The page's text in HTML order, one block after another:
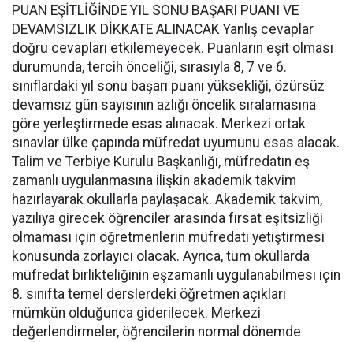
PUAN EŞİTLİĞİNDE YIL SONU BAŞARI PUANI VE
DEVAMSIZLIK DİKKATE ALINACAK Yanlış cevaplar
doğru cevapları etkilemeyecek. Puanların eşit olması
durumunda, tercih önceliği, sırasıyla 8, 7 ve 6.
sınıflardaki yıl sonu başarı puanı yüksekliği, özürsüz
devamsız gün sayısının azlığı öncelik sıralamasına
göre yerleştirmede esas alınacak. Merkezi ortak
sınavlar ülke çapında müfredat uyumunu esas alacak.
Talim ve Terbiye Kurulu Başkanlığı, müfredatın eş
zamanlı uygulanmasına ilişkin akademik takvim
hazırlayarak okullarla paylaşacak. Akademik takvim,
yazılıya girecek öğrenciler arasında fırsat eşitsizliği
olmaması için öğretmenlerin müfredatı yetiştirmesi
konusunda zorlayıcı olacak. Ayrıca, tüm okullarda
müfredat birlikteliğinin eşzamanlı uygulanabilmesi için
8. sınıfta temel derslerdeki öğretmen açıkları
mümkün olduğunca giderilecek. Merkezi
değerlendirmeler, öğrencilerin normal dönemde